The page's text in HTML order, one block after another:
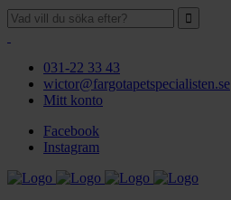
031-22 33 43
wictor@fargotapetspecialisten.se
Mitt konto
Facebook
Instagram